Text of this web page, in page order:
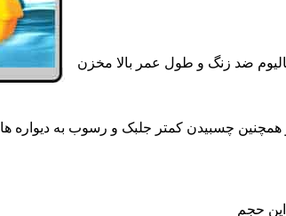
ضد زنگ و طول عمر بالا مخزن
چسبیدن کمتر جلبک و رسوب به دیواره ها
حجم